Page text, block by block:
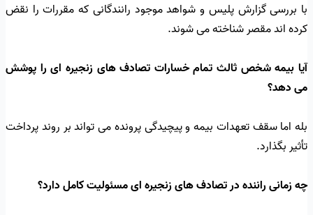
با بررسی گزارش پلیس و شواهد موجود رانندگانی که مقررات را نقض
کرده اند مقصر شناخته می شوند.
آیا بیمه شخص ثالث تمام خسارات تصادف های زنجیره ای را پوشش
می دهد؟
بله اما سقف تعهدات بیمه و پیچیدگی پرونده می تواند بر روند پرداخت
تأثیر بگذارد.
چه زمانی راننده در تصادف های زنجیره ای مسئولیت کامل دارد؟